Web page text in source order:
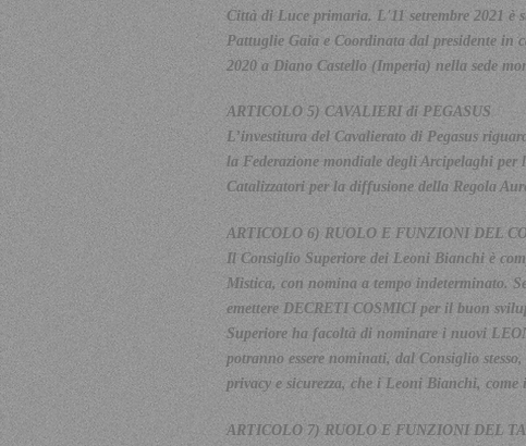
Città di Luce primaria. L'11 setrembre 2021 è
Pattuglie Gaia e Coordinata dal presidente
2020 a Diano Castello (Imperia) nella sede
ARTICOLO 5) CAVALIERI di PEGASUS
L’investitura del Cavalierato di Pegasus
la Federazione mondiale degli Arcipelaghi per
Catalizzatori per la diffusione della Regola
ARTICOLO 6) RUOLO E FUNZIONI DEL
Il Consiglio Superiore dei Leoni Bianchi è
Mistica, con nomina a tempo indeterminato.
emettere DECRETI COSMICI per il buon
Superiore ha facoltà di nominare i nuovi
potranno essere nominati, dal Consiglio
privacy e sicurezza, che i Leoni Bianchi,
ARTICOLO 7) RUOLO E FUNZIONI DEL